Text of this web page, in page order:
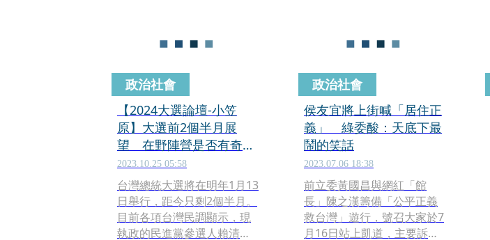
再評估，他保證最後出線的
沒有。立法院應進行組織法
辦公室的執行長和副執行長
回歸到公務人員資格任用，
由專業的文官擔任，不能任
由無專業能力的肥貓酬庸充
斥在政府機關。
政治社會
【2024大選論壇-小笠
原】大選前2個半月展
望 在野陣營是否有奇招
翻轉執政黨優勢
2023.10.25 05:58
台灣總統大選將在明年1月13
日舉行，距今只剩2個半月。
目前各項台灣民調顯示，現
執政的民進黨參選人賴清德
政治社會
侯友宜將上街喊「居住正
義」 綠委酸：天底下最
鬧的笑話
2023.07.06 18:38
前立委黃國昌與網紅「館
長」陳之漢籌備「公平正義
救台灣」遊行，號召大家於7
月16日站上凱道，主要訴求